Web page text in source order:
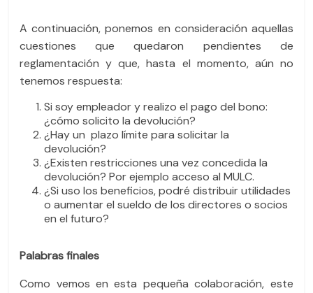
A continuación, ponemos en consideración aquellas
cuestiones que quedaron pendientes de
reglamentación y que, hasta el momento, aún no
tenemos respuesta:
Si soy empleador y realizo el pago del bono:
¿cómo solicito la devolución?
¿Hay un plazo límite para solicitar la
devolución?
¿Existen restricciones una vez concedida la
devolución? Por ejemplo acceso al MULC.
¿Si uso los beneficios, podré distribuir utilidades
o aumentar el sueldo de los directores o socios
en el futuro?
Palabras finales
Como vemos en esta pequeña colaboración, este